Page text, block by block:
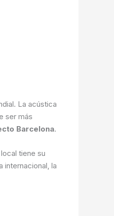
La acústica
ser más
Barcelona.
tiene su
internacional, la